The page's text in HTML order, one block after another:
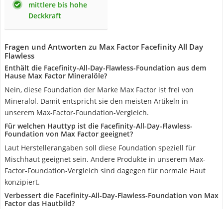
mittlere bis hohe
Deckkraft
Fragen und Antworten zu Max Factor Facefinity All Day
Flawless
Enthält die Facefinity-All-Day-Flawless-Foundation aus dem
Hause Max Factor Mineralöle?
Nein, diese Foundation der Marke Max Factor ist frei von
Mineralöl. Damit entspricht sie den meisten Artikeln in
unserem Max-Factor-Foundation-Vergleich.
Für welchen Hauttyp ist die Facefinity-All-Day-Flawless-
Foundation von Max Factor geeignet?
Laut Herstellerangaben soll diese Foundation speziell für
Mischhaut geeignet sein. Andere Produkte in unserem Max-
Factor-Foundation-Vergleich sind dagegen für normale Haut
konzipiert.
Verbessert die Facefinity-All-Day-Flawless-Foundation von Max
Factor das Hautbild?